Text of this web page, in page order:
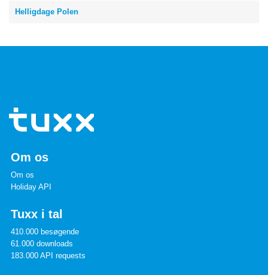
Helligdage Polen
Om os
Om os
Holiday API
Tuxx i tal
410.000 besøgende
61.000 downloads
183.000 API requests